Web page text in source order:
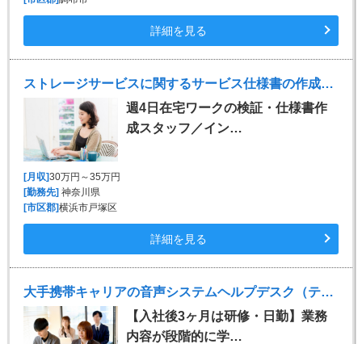
詳細を見る
ストレージサービスに関するサービス仕様書の作成・検証
週4日在宅ワークの検証・仕様書作
成スタッフ／イン…
[月収]30万円～35万円
[勤務先]神奈川県
[市区郡]横浜市戸塚区
詳細を見る
大手携帯キャリアの音声システムヘルプデスク（テクニカルサポート）
【入社後3ヶ月は研修・日勤】業務
内容が段階的に学…